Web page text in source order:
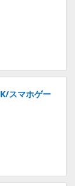
スマホゲー